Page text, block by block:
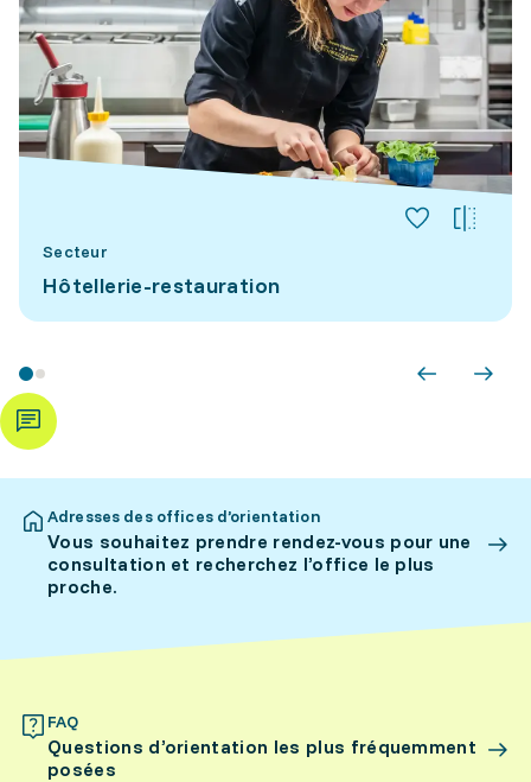
Secteur
Hôtellerie-restauration
Adresses des offices d’orientation
Vous souhaitez prendre rendez-vous pour une
consultation et recherchez l’office le plus
proche.
FAQ
Questions d’orientation les plus fréquemment
posées